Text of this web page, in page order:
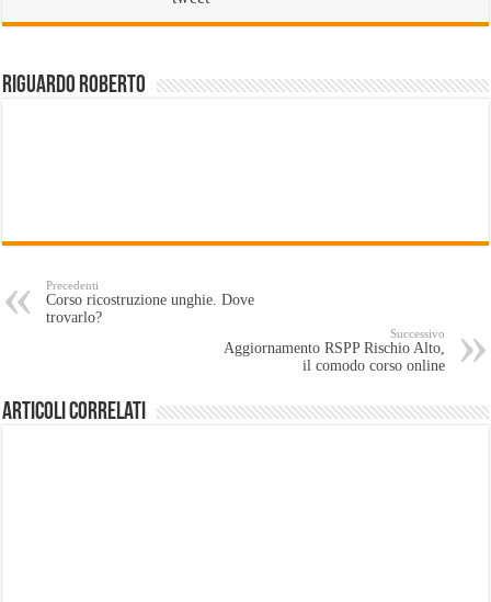
Riguardo Roberto
Precedenti
Corso ricostruzione unghie. Dove
trovarlo?
Successivo
Aggiornamento RSPP Rischio Alto,
il comodo corso online
Articoli Correlati